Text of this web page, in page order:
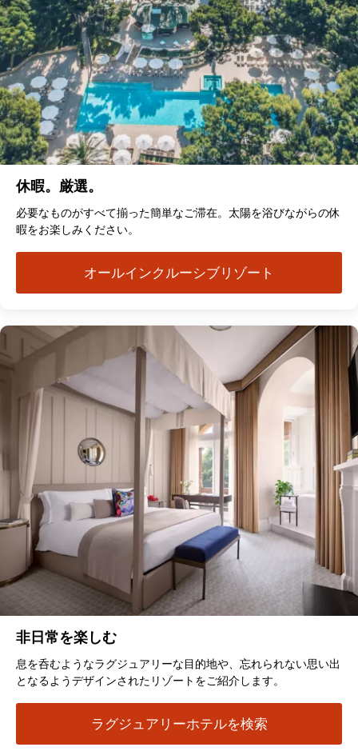
休暇。厳選。
必要なものがすべて揃った簡単なご滞在。太陽を浴びながらの休
暇をお楽しみください。
オールインクルーシブリゾート
非日常を楽しむ
息を呑むようなラグジュアリーな目的地や、忘れられない思い出
となるようデザインされたリゾートをご紹介します。
ラグジュアリーホテルを検索